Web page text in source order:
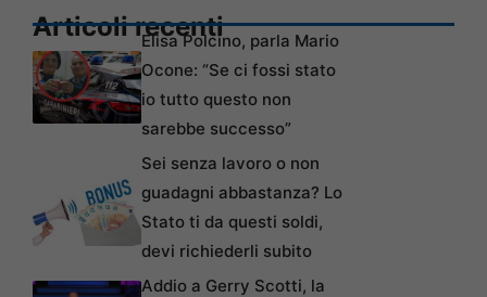
Articoli recentiElisa Polcino, parla Mario
Ocone: “Se ci fossi stato
io tutto questo non
sarebbe successo”
Sei senza lavoro o non
guadagni abbastanza? Lo
Stato ti da questi soldi,
devi richiederli subito
Addio a Gerry Scotti, la